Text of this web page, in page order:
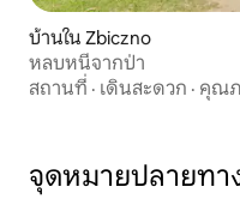
บ้านใน Zbiczno
หลบหนีจากป่า
สถานที่ · เดินสะดวก · คุณ
จุดหมายปลายทา